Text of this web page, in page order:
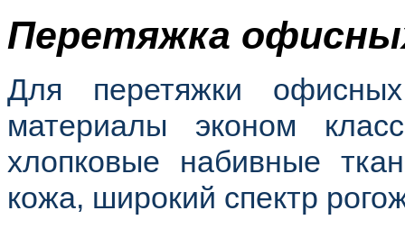
Перетяжка
Для перетяжки
материалы эконом
хлопковые набивные
кожа, широкий спектр